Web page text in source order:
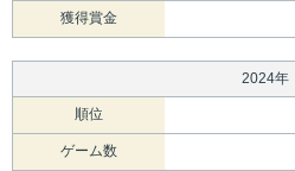
獲得賞金
2024年
順位
ゲーム数